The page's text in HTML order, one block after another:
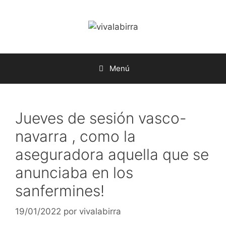
Menú
Jueves de sesión vasco-
navarra , como la
aseguradora aquella que se
anunciaba en los
sanfermines!
19/01/2022 por vivalabirra